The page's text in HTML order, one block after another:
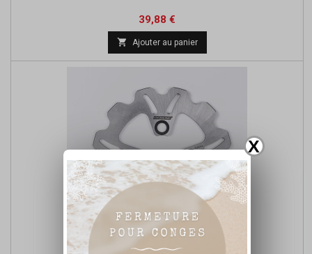
X
Prix
39,88 €
base
 Ajouter au panier